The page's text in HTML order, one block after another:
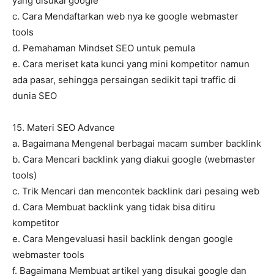
c. Cara Mendaftarkan web nya ke google webmaster
tools
d. Pemahaman Mindset SEO untuk pemula
e. Cara meriset kata kunci yang mini kompetitor namun
ada pasar, sehingga persaingan sedikit tapi traffic di
dunia SEO
15. Materi SEO Advance
a. Bagaimana Mengenal berbagai macam sumber backlink
b. Cara Mencari backlink yang diakui google (webmaster
tools)
c. Trik Mencari dan mencontek backlink dari pesaing web
d. Cara Membuat backlink yang tidak bisa ditiru
kompetitor
e. Cara Mengevaluasi hasil backlink dengan google
webmaster tools
f. Bagaimana Membuat artikel yang disukai google dan